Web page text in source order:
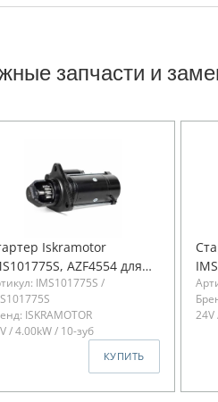
запчасти и
Iskramotor
AZF4554 для
Евро-2, Евро-3
IMS101775S /
ISKRAMOTOR
/ 4.00kW / 10-зуб
КУПИТЬ
24V